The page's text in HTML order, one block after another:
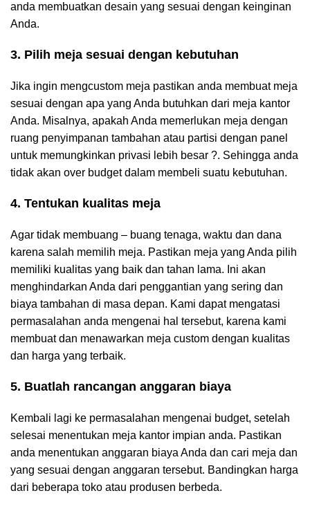
anda membuatkan desain yang sesuai dengan keinginan
Anda.
3. Pilih meja sesuai dengan kebutuhan
Jika ingin mengcustom meja pastikan anda membuat meja
sesuai dengan apa yang Anda butuhkan dari meja kantor
Anda. Misalnya, apakah Anda memerlukan meja dengan
ruang penyimpanan tambahan atau partisi dengan panel
untuk memungkinkan privasi lebih besar ?. Sehingga anda
tidak akan over budget dalam membeli suatu kebutuhan.
4. Tentukan kualitas meja
Agar tidak membuang – buang tenaga, waktu dan dana
karena salah memilih meja. Pastikan meja yang Anda pilih
memiliki kualitas yang baik dan tahan lama. Ini akan
menghindarkan Anda dari penggantian yang sering dan
biaya tambahan di masa depan. Kami dapat mengatasi
permasalahan anda mengenai hal tersebut, karena kami
membuat dan menawarkan meja custom dengan kualitas
dan harga yang terbaik.
5. Buatlah rancangan anggaran biaya
Kembali lagi ke permasalahan mengenai budget, setelah
selesai menentukan meja kantor impian anda. Pastikan
anda menentukan anggaran biaya Anda dan cari meja dan
yang sesuai dengan anggaran tersebut. Bandingkan harga
dari beberapa toko atau produsen berbeda.